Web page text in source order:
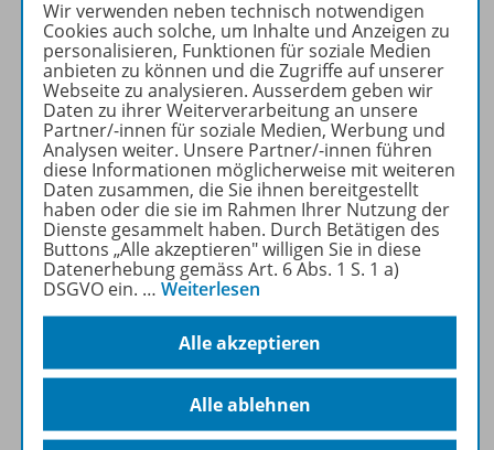
Zu Diercke.de
Produktinformationen
Beschreibung
Zugehörige Produkte
Inhaltsverzeichnis
Wir verwenden neben technisch notwendigen
Cookies auch solche, um Inhalte und Anzeigen zu
personalisieren, Funktionen für soziale Medien
anbieten zu können und die Zugriffe auf unserer
Webseite zu analysieren. Ausserdem geben wir
Daten zu ihrer Weiterverarbeitung an unsere
Partner/-innen für soziale Medien, Werbung und
Analysen weiter. Unsere Partner/-innen führen
diese Informationen möglicherweise mit weiteren
Daten zusammen, die Sie ihnen bereitgestellt
haben oder die sie im Rahmen Ihrer Nutzung der
Dienste gesammelt haben. Durch Betätigen des
Buttons „Alle akzeptieren" willigen Sie in diese
Datenerhebung gemäss Art. 6 Abs. 1 S. 1 a)
DSGVO ein. … Weiterlesen
Alle akzeptieren
Alle ablehnen